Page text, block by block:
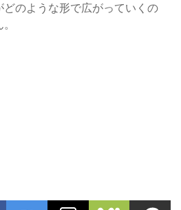
どのような形で広がっていくの